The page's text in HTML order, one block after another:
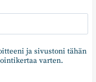
ja sivustoni tähän
varten.